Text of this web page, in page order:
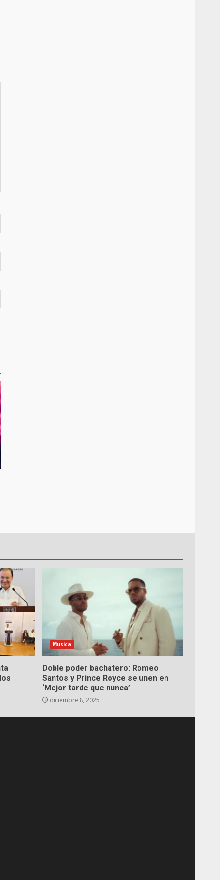
Musica
Doble poder bachatero: Romeo
Santos y Prince Royce se unen en
‘Mejor tarde que nunca’
diciembre 8, 2025